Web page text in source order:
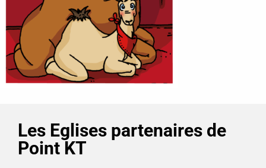
Les Eglises partenaires de
Point KT